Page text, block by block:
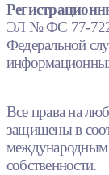
ЭЛ № ФС 77-
Федеральной
Все права на
защищены в
международным
собственности.